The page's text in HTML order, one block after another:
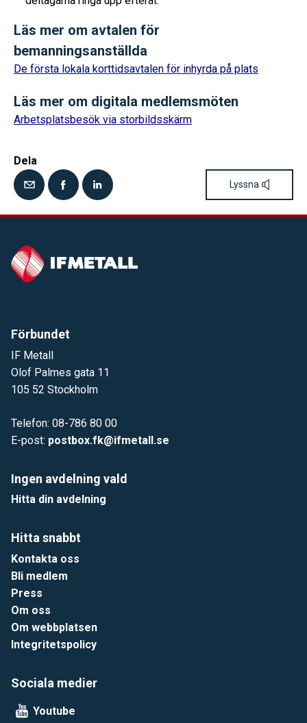
Läs mer om avtalen för
bemanningsanställda
De första lokala korttidsavtalen för inhyrda på plats
Läs mer om digitala medlemsmöten
Arbetsplatsbesök via storbildsskärm
Dela
Lyssna
Förbundet
IF Metall
Olof Palmes gata 11
105 52 Stockholm
Telefon: 08-786 80 00
E-post: postbox.fk@ifmetall.se
Ingen avdelning vald
Hitta din avdelning
Hitta snabbt
Kontakta oss
Bli medlem
Press
Om oss
Om webbplatsen
Integritetspolicy
Sociala medier
Youtube